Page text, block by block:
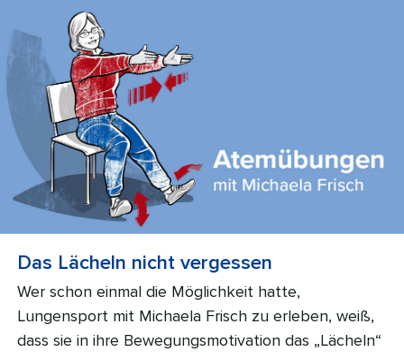
Das Lächeln nicht vergessen
Wer schon einmal die Möglichkeit hatte,
Lungensport mit Michaela Frisch zu erleben, weiß,
dass sie in ihre Bewegungsmotivation das „Lächeln“